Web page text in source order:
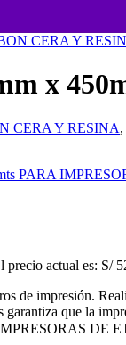
CERA Y
x
CERA Y RESINA,
precio actual es: S/
de impresión.
que la
DE